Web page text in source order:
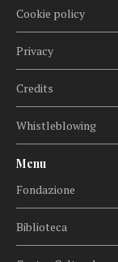
Cookie policy
Privacy
Credits
Whistleblowing
Menu
Fondazione
Biblioteca